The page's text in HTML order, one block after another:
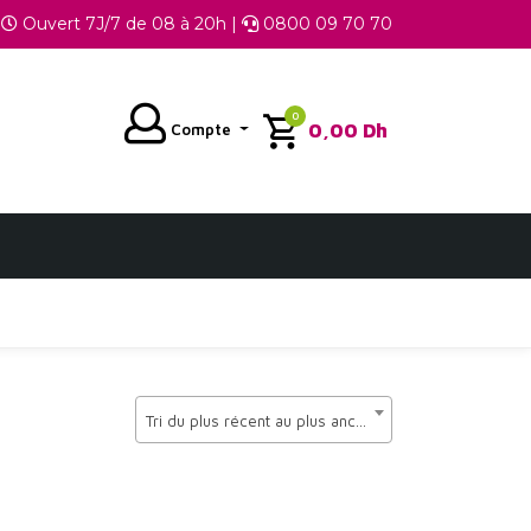
Ouvert 7J/7 de 08 à 20h | 0800 09 70 70
Compte 0,00 Dh
0